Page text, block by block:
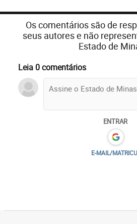
Os comentários são de
seus autores e não
Estado de
Leia 0 comentários
ENTRAR
E-MAIL/